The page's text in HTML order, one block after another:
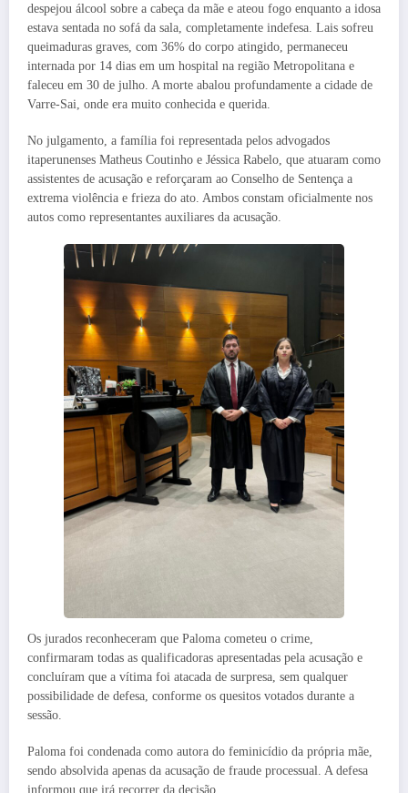
despejou álcool sobre a cabeça da mãe e ateou fogo enquanto a idosa
estava sentada no sofá da sala, completamente indefesa. Lais sofreu
queimaduras graves, com 36% do corpo atingido, permaneceu
internada por 14 dias em um hospital na região Metropolitana e
faleceu em 30 de julho. A morte abalou profundamente a cidade de
Varre-Sai, onde era muito conhecida e querida.
No julgamento, a família foi representada pelos advogados
itaperunenses Matheus Coutinho e Jéssica Rabelo, que atuaram como
assistentes de acusação e reforçaram ao Conselho de Sentença a
extrema violência e frieza do ato. Ambos constam oficialmente nos
autos como representantes auxiliares da acusação.
Os jurados reconheceram que Paloma cometeu o crime,
confirmaram todas as qualificadoras apresentadas pela acusação e
concluíram que a vítima foi atacada de surpresa, sem qualquer
possibilidade de defesa, conforme os quesitos votados durante a
sessão.
Paloma foi condenada como autora do feminicídio da própria mãe,
sendo absolvida apenas da acusação de fraude processual. A defesa
informou que irá recorrer da decisão.